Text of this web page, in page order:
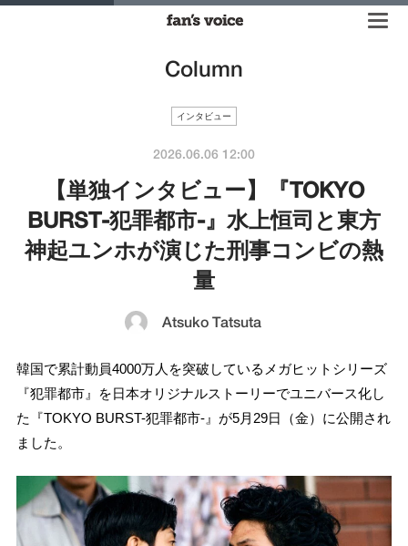
Column
インタビュー
2026.06.06 12:00
【単独インタビュー】『TOKYO
BURST-犯罪都市-』水上恒司と東方
神起ユンホが演じた刑事コンビの熱
量
Atsuko Tatsuta
韓国で累計動員4000万人を突破しているメガヒットシリーズ
『犯罪都市』を日本オリジナルストーリーでユニバース化し
た『TOKYO BURST-犯罪都市-』が5月29日（金）に公開され
ました。